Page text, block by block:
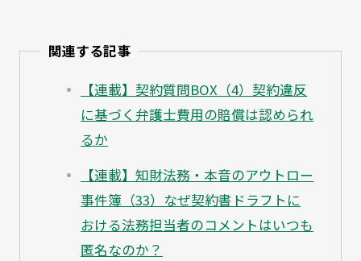
関連する記事
【連載】契約質問BOX（4）契約違反
に基づく弁護士費用の賠償は認められ
るか
【連載】知財法務・本音のアウトロー
事件簿（33）なぜ契約書ドラフトに
おける法務担当者のコメントはいつも
匿名なのか？